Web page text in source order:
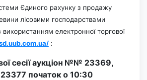
Єдиного рахунку з продажу
лісовими господарствами
використанням електронної торгової
:
сесії аукціон №№ 23369,
початоко 10:30